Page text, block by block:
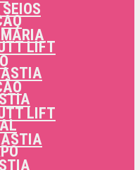
LIFT
LIFT